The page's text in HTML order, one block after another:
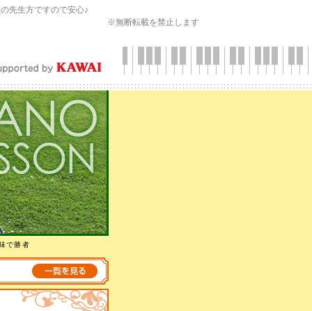
の先生方ですので安心♪
※無断転載を禁止します
で勝者